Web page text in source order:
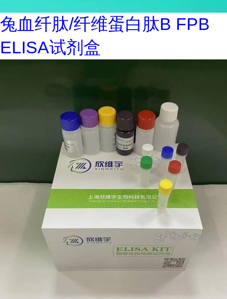
兔血纤肽/纤维蛋白肽B FPB
ELISA试剂盒